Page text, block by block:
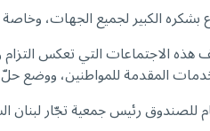
بشكره الكبير لجميع الجهات،
الاجتماعات التي تعكس التزام
المقدمة للمواطنين، ووضع
للصندوق رئيس جمعية تجّار